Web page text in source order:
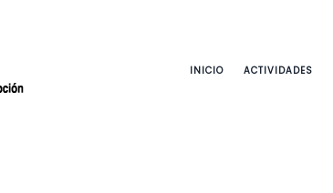
INICIO ACTIVIDADES